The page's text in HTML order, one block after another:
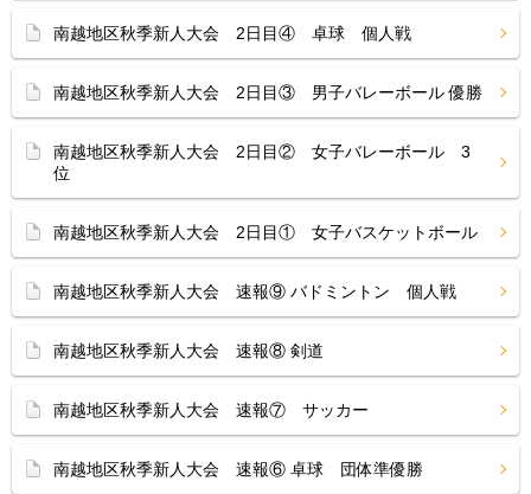
南越地区秋季新人大会 2日目④ 卓球 個人戦
南越地区秋季新人大会 2日目③ 男子バレーボール 優勝
南越地区秋季新人大会 2日目② 女子バレーボール 3
位
南越地区秋季新人大会 2日目① 女子バスケットボール
南越地区秋季新人大会 速報⑨ バドミントン 個人戦
南越地区秋季新人大会 速報⑧ 剣道
南越地区秋季新人大会 速報⑦ サッカー
南越地区秋季新人大会 速報⑥ 卓球 団体準優勝